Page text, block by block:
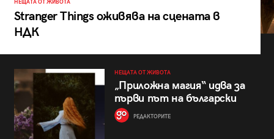
НЕЩАТА ОТ ЖИВОТА
Stranger Things оживява на сцената в
НДК
НЕЩАТА ОТ ЖИВОТА
„Приложна магия“ идва за
първи път на български
РЕДАКТОРИТЕ